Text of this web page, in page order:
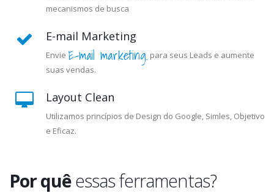
mecanismos de busca
E-mail Marketing
Envie E-mail marketing. para seus Leads e aumente
suas vendas.
Layout Clean
Utilizamos princípios de Design do Google, Simles, Objetivo
e Eficaz.
Por quêessas ferramentas?